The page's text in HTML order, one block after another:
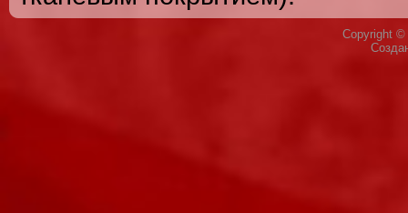
Copyright